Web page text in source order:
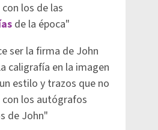
los de las
de la época"
ser la firma de John
caligrafía en la imagen
estilo y trazos que no
con los autógrafos
de John"